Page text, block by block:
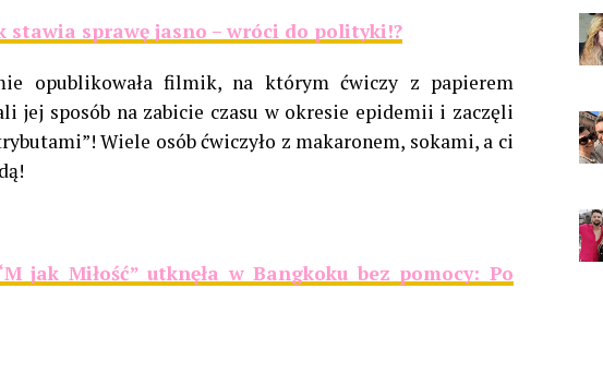
stawia sprawę jasno – wróci do polityki!?
opublikowała filmik, na którym ćwiczy z papierem
jej sposób na zabicie czasu w okresie epidemii i zaczęli
Wiele osób ćwiczyło z makaronem, sokami, a ci
jak Miłość” utknęła w Bangkoku bez pomocy: Po